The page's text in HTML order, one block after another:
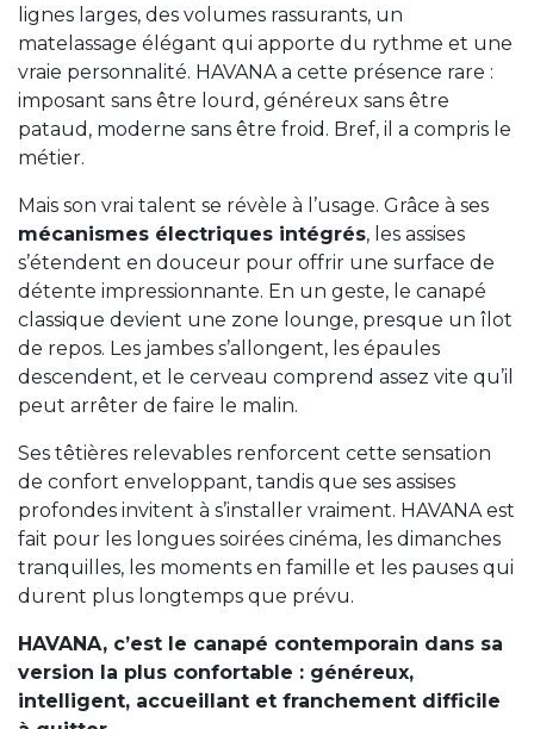
lignes larges, des volumes rassurants, un
matelassage élégant qui apporte du rythme et une
vraie personnalité. HAVANA a cette présence rare :
imposant sans être lourd, généreux sans être
pataud, moderne sans être froid. Bref, il a compris le
métier.
Mais son vrai talent se révèle à l’usage. Grâce à ses
mécanismes électriques intégrés, les assises
s’étendent en douceur pour offrir une surface de
détente impressionnante. En un geste, le canapé
classique devient une zone lounge, presque un îlot
de repos. Les jambes s’allongent, les épaules
descendent, et le cerveau comprend assez vite qu’il
peut arrêter de faire le malin.
Ses têtières relevables renforcent cette sensation
de confort enveloppant, tandis que ses assises
profondes invitent à s’installer vraiment. HAVANA est
fait pour les longues soirées cinéma, les dimanches
tranquilles, les moments en famille et les pauses qui
durent plus longtemps que prévu.
HAVANA, c’est le canapé contemporain dans sa
version la plus confortable : généreux,
intelligent, accueillant et franchement difficile